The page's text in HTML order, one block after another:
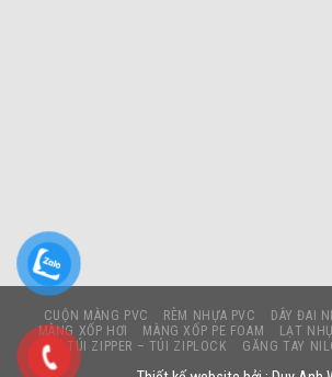
CUỘN MÀNG PVC RÈM NHỰA PVC DÂY ĐAI
MÀNG XỐP HƠI
MÀNG XỐP PE FOAM
LẠT
TÚI ZIPPER – TÚI ZIPLOCK
GĂNG TAY